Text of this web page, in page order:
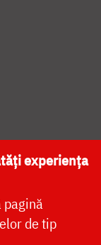
NAȚIONALĂ
experiența
pagină
de tip